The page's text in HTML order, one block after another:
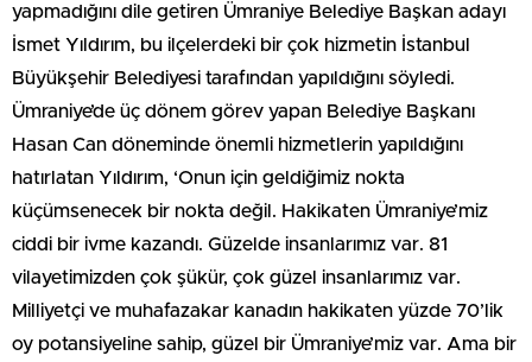
yapmadığını dile getiren Ümraniye Belediye Başkan adayı
İsmet Yıldırım, bu ilçelerdeki bir çok hizmetin İstanbul
Büyükşehir Belediyesi tarafından yapıldığını söyledi.
Ümraniye’de üç dönem görev yapan Belediye Başkanı
Hasan Can döneminde önemli hizmetlerin yapıldığını
hatırlatan Yıldırım, ‘Onun için geldiğimiz nokta
küçümsenecek bir nokta değil. Hakikaten Ümraniye’miz
ciddi bir ivme kazandı. Güzelde insanlarımız var. 81
vilayetimizden çok şükür, çok güzel insanlarımız var.
Milliyetçi ve muhafazakar kanadın hakikaten yüzde 70’lik
oy potansiyeline sahip, güzel bir Ümraniye’miz var. Ama bir